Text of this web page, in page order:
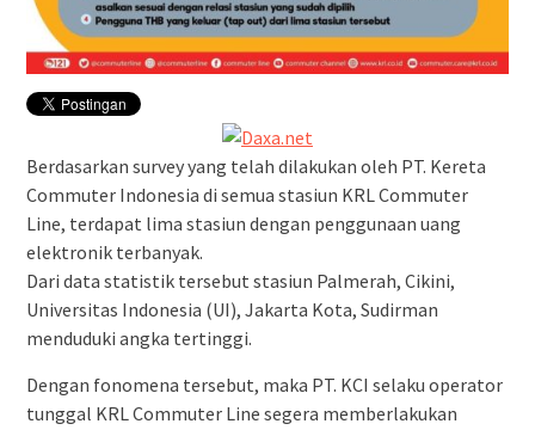
Berdasarkan survey yang telah dilakukan oleh PT. Kereta
Commuter Indonesia di semua stasiun KRL Commuter
Line, terdapat lima stasiun dengan penggunaan uang
elektronik terbanyak.
Dari data statistik tersebut stasiun Palmerah, Cikini,
Universitas Indonesia (UI), Jakarta Kota, Sudirman
menduduki angka tertinggi.
Dengan fonomena tersebut, maka PT. KCI selaku operator
tunggal KRL Commuter Line segera memberlakukan